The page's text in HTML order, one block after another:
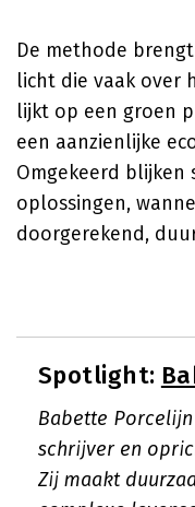
De methode
licht die vaak over
lijkt op een groen
een aanzienlijke
Omgekeerd
oplossingen,
doorgerekend,
Spotlight:
Babette
schrijver en
Zij maakt